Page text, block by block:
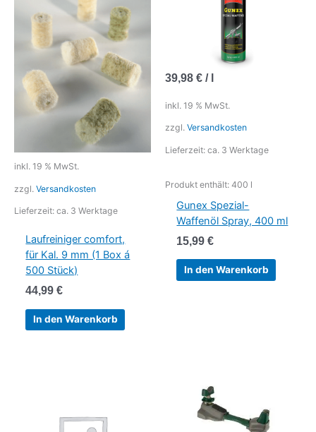
inkl. 19 % MwSt.
zzgl. Versandkosten
Lieferzeit: ca. 3 Werktage
Laufreiniger comfort,
für Kal. 9 mm (1 Box á
500 Stück)
44,99€
In den Warenkorb
39,98 € / l
inkl. 19 % MwSt.
zzgl. Versandkosten
Lieferzeit: ca. 3 Werktage
Produkt enthält: 400 l
Gunex Spezial-
Waffenöl Spray, 400 ml
15,99€
In den Warenkorb